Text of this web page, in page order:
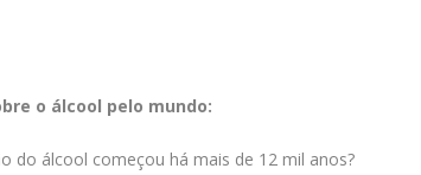
o álcool pelo mundo:
do álcool começou há mais de 12 mil anos?